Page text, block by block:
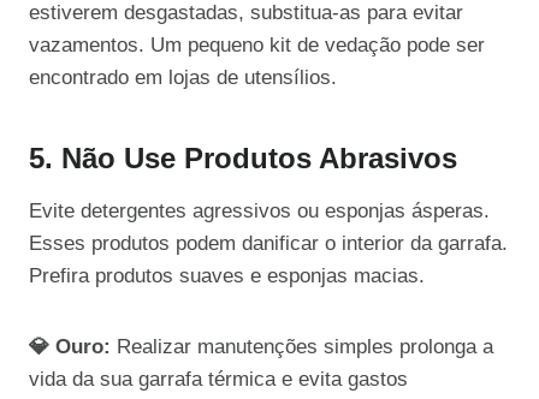
estiverem desgastadas, substitua-as para evitar
vazamentos. Um pequeno kit de vedação pode ser
encontrado em lojas de utensílios.
5. Não Use Produtos Abrasivos
Evite detergentes agressivos ou esponjas ásperas.
Esses produtos podem danificar o interior da garrafa.
Prefira produtos suaves e esponjas macias.
💎 Ouro: Realizar manutenções simples prolonga a
vida da sua garrafa térmica e evita gastos